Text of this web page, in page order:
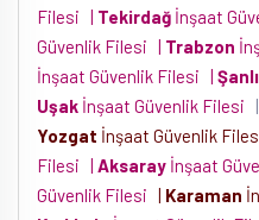
Filesi | Tekirdağ İnşaat
Güvenlik Filesi | Trabzon
İnşaat Güvenlik Filesi |
Uşak İnşaat Güvenlik Filesi |
Yozgat İnşaat Güvenlik
Filesi | Aksaray İnşaat
Güvenlik Filesi | Karaman